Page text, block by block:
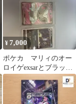
¥7,000
ポケカ マリィのオー
ロイゲexsarとブラッキ
ー、チラチーノ